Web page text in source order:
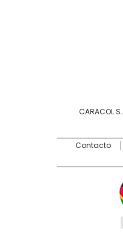
CARACOL
Contacto